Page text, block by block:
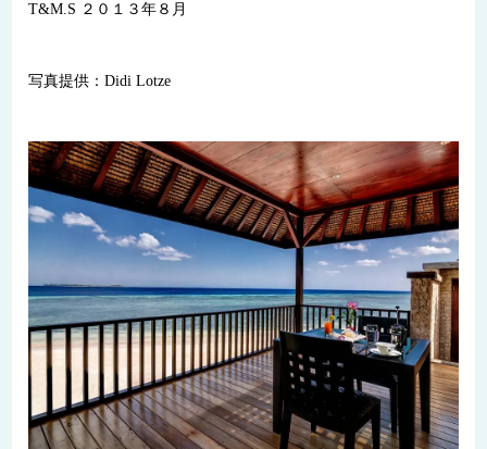
T&M.S ２０１３年８月
写真提供：Didi Lotze